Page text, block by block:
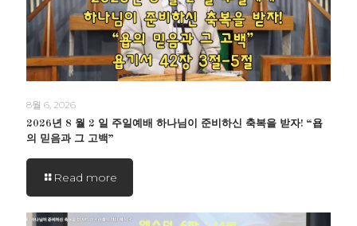
8월 6, 2026
2026년 8 월 2 일 주일예배 하나님이 준비하신 축복을 받자! “욥
의 믿음과 그 고백”
Read more